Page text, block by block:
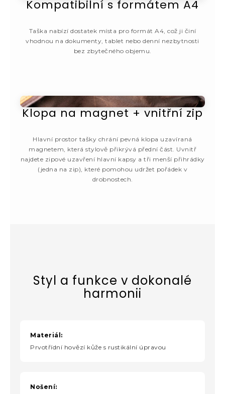
Kompatibilní s formátem A4
Taška nabízí dostatek místa pro formát A4, což ji činí
vhodnou na dokumenty, tablet nebo denní nezbytnosti
bez zbytečného objemu.
Klopa na magnet + vnitřní zip
Hlavní prostor tašky chrání pevná klopa uzavíraná
magnetem, která stylově přikrývá přední část. Uvnitř
najdete zipové uzavření hlavní kapsy a tři menší přihrádky
(jedna na zip), které pomohou udržet pořádek v
drobnostech.
Styl a funkce v dokonalé
harmonii
Materiál:
Prvotřídní hovězí kůže s rustikální úpravou
Nošení: